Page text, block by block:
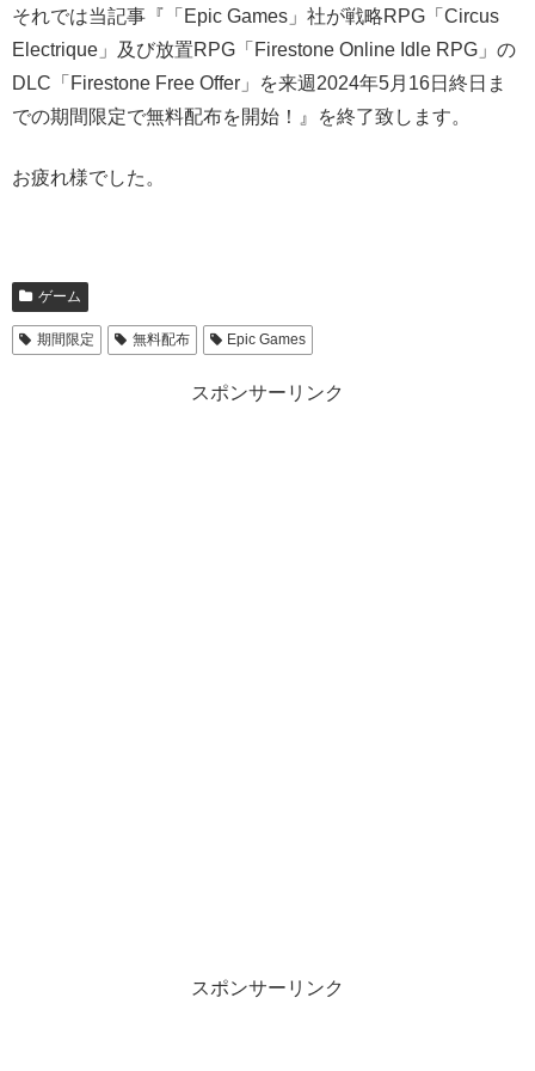
それでは当記事『「Epic Games」社が戦略RPG「Circus
Electrique」及び放置RPG「Firestone Online Idle RPG」の
DLC「Firestone Free Offer」を来週2024年5月16日終日ま
での期間限定で無料配布を開始！』を終了致します。
お疲れ様でした。
ゲーム
期間限定 無料配布 Epic Games
スポンサーリンク
スポンサーリンク